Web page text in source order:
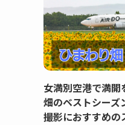
女満別空港で満開
畑のベストシーズ
撮影におすすめの